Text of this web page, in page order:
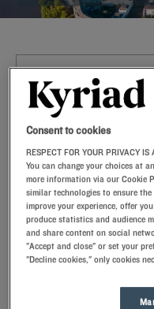
Navigate forward to interact
Ajouter un code
Consent to cookies
RESPECT FOR YOUR PRIVACY IS
You can change your choices at
more information via our Cookie
similar technologies to ensure
improve your experience, offer
produce statistics and audience
and share content on social
"Accept and close" or set your
"Decline cookies," only cookies